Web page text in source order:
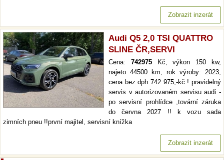
Zobrazit inzerát
Audi Q5 2,0 TSI QUATTRO
SLINE ČR,SERVI
Cena: 742975Kč, výkon 150 kw,
najeto 44500 km, rok výroby: 2023,
cena bez dph 742 975,-kč ! pravidelný
servis v autorizovaném servisu audi -
po servisní prohlídce ,tovární záruka
do června 2027 !! k vozu sada
zimních pneu !!první majitel, servisní knížka
Zobrazit inzerát